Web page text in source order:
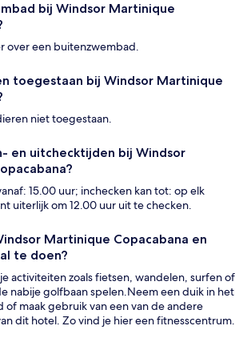
bij Windsor Martinique
over een buitenzwembad.
toegestaan bij Windsor Martinique
niet toegestaan.
en uitchecktijden bij Windsor
15.00 uur; inchecken kan tot: op elk
uiterlijk om 12.00 uur uit te checken.
Martinique Copacabana en
te doen?
activiteiten zoals fietsen, wandelen, surfen of
nabije golfbaan spelen.Neem een duik in het
of maak gebruik van een van de andere
dit hotel. Zo vind je hier een fitnesscentrum.